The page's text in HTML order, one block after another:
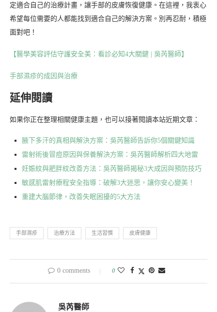
定適合自己的治療計畫，讓手部的皮膚恢復健康。在這裡，我衷心
希望每位需要的人都能找到適合自己的解決方案。別再忍耐，積極
面對吧！
【醫學美容評估守護安全美：看診必知4大關鍵 | 吳芮醫師】
手部濕疹的成因與治療
延伸閱讀
如果你正在整理相關健康主題，也可以接著閱讀本站近期文章：
腋下多汗的真相與解決方案：吳芮醫師告訴你5個關鍵知識
雷射術後冒痘原因與保養解決方案：吳芮醫師解析四大地雷
妊娠紋與肥胖紋改善方法：吳芮醫師揭秘3大成因與預防技巧
敏感肌雷射療程安全指導：破解3大迷思，讓你安心變美！
重建大腦節律，改善失眠困擾的5大方法
手部濕疹 治療方法 生活習慣 皮膚健康
0 comments 0
吳芮醫師